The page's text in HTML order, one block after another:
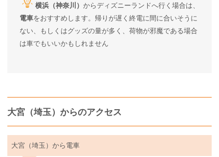
横浜（神奈川） からディズニーランドへ行く場合は、
電車をおすすめします。帰りが遅く終電に間に合いそうに
ない、もしくはグッズの量が多く、荷物が邪魔である場合
は車でもいいかもしれません
大宮（埼玉）からのアクセス
大宮（埼玉）から電車